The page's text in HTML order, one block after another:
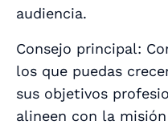
audiencia.
Consejo principal:
los que puedas
sus objetivos
alineen con la